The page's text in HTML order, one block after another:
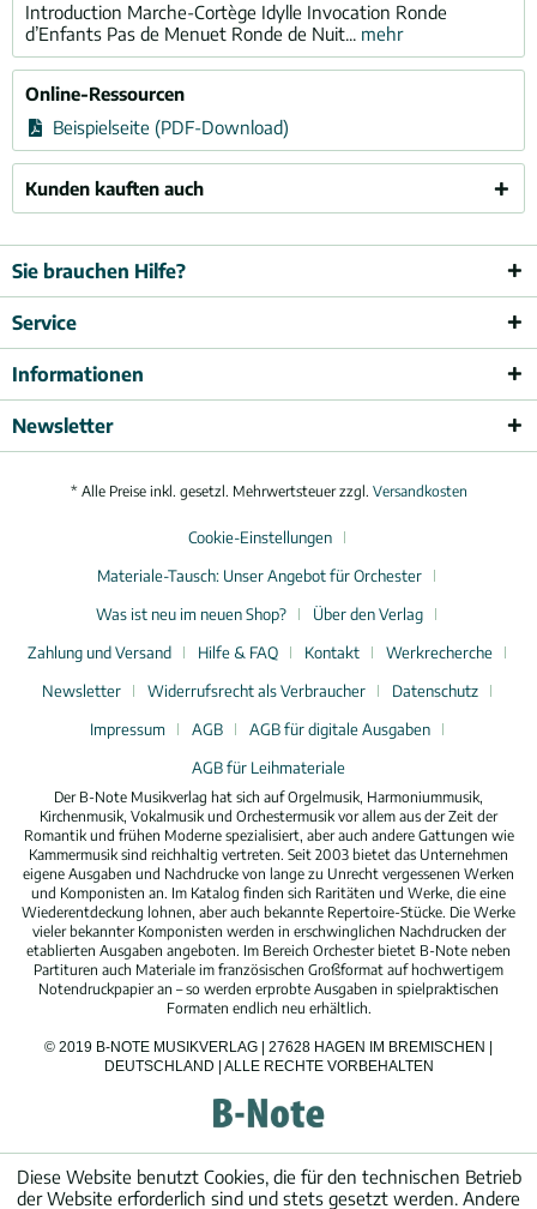
Introduction Marche-Cortège Idylle Invocation Ronde
d’Enfants Pas de Menuet Ronde de Nuit... mehr
Online-Ressourcen
Beispielseite (PDF-Download)
Kunden kauften auch
Sie brauchen Hilfe?
Service
Informationen
Newsletter
* Alle Preise inkl. gesetzl. Mehrwertsteuer zzgl. Versandkosten
Cookie-Einstellungen
Materiale-Tausch: Unser Angebot für Orchester
Was ist neu im neuen Shop?
Über den Verlag
Zahlung und Versand
Hilfe & FAQ Kontakt
Werkrecherche
Newsletter
Widerrufsrecht als Verbraucher
Datenschutz
Impressum
AGB
AGB für digitale Ausgaben
AGB für Leihmateriale
Der B-Note Musikverlag hat sich auf Orgelmusik, Harmoniummusik,
Kirchenmusik, Vokalmusik und Orchestermusik vor allem aus der Zeit der
Romantik und frühen Moderne spezialisiert, aber auch andere Gattungen wie
Kammermusik sind reichhaltig vertreten. Seit 2003 bietet das Unternehmen
eigene Ausgaben und Nachdrucke von lange zu Unrecht vergessenen Werken
und Komponisten an. Im Katalog finden sich Raritäten und Werke, die eine
Wiederentdeckung lohnen, aber auch bekannte Repertoire-Stücke. Die Werke
vieler bekannter Komponisten werden in erschwinglichen Nachdrucken der
etablierten Ausgaben angeboten. Im Bereich Orchester bietet B-Note neben
Partituren auch Materiale im französischen Großformat auf hochwertigem
Notendruckpapier an – so werden erprobte Ausgaben in spielpraktischen
Formaten endlich neu erhältlich.
© 2019 B-NOTE MUSIKVERLAG | 27628 HAGEN IM BREMISCHEN |
DEUTSCHLAND | ALLE RECHTE VORBEHALTEN
Diese Website benutzt Cookies, die für den technischen Betrieb
der Website erforderlich sind und stets gesetzt werden. Andere